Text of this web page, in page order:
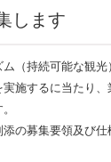
します
（持続可能な観
施するに当たり
の募集要領及び仕